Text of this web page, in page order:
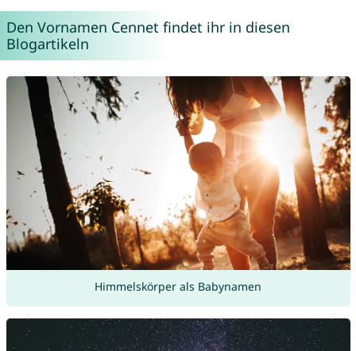
Den Vornamen Cennet findet ihr in diesen
Blogartikeln
Himmelskörper als Babynamen